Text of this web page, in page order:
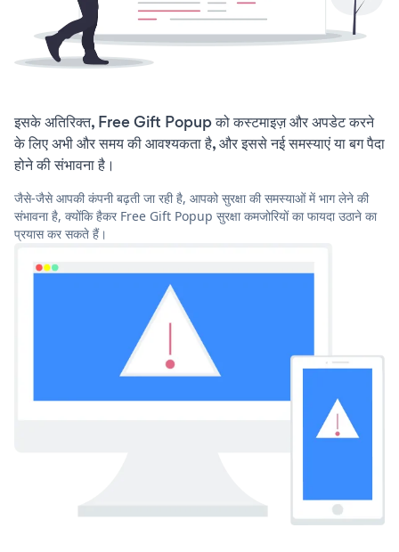
इसके अतिरिक्त, Free Gift Popup को कस्टमाइज़ और अपडेट करने
के लिए अभी और समय की आवश्यकता है, और इससे नई समस्याएं या बग पैदा
होने की संभावना है।
जैसे-जैसे आपकी कंपनी बढ़ती जा रही है, आपको सुरक्षा की समस्याओं में भाग लेने की
संभावना है, क्योंकि हैकर Free Gift Popup सुरक्षा कमजोरियों का फायदा उठाने का
प्रयास कर सकते हैं।